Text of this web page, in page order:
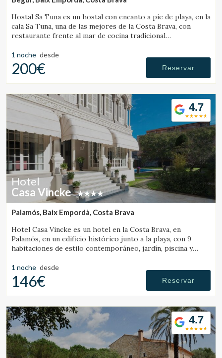
Hostal Sa Tuna es un hostal con encanto a pie de playa, en la
cala Sa Tuna, una de las mejores de la Costa Brava, con
restaurante frente al mar de cocina tradicional
1 noche desde
200€ Reservar
4.7
Hotel
Casa Vincke
Palamós, Baix Empordà, Costa Brava
Hotel Casa Vincke es un hotel en la Costa Brava, en
Palamós, en un edificio histórico junto a la playa, con 9
habitaciones de estilo contemporáneo, jardín, piscina y
1 noche desde
146€ Reservar
4.7